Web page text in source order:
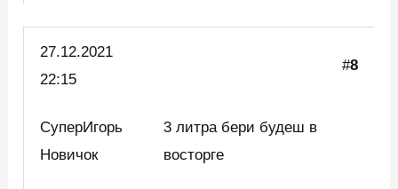
27.12.2021
22:15
#8
СуперИгорь
Новичок
3 литра бери будеш в
восторге